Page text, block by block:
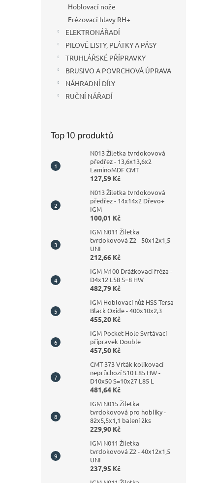
Hoblovací nože
Frézovací hlavy RH+
ELEKTRONÁŘADÍ
PILOVÉ LISTY, PLÁTKY A PÁSY
TRUHLÁŘSKÉ PŘÍPRAVKY
BRUSIVO A POVRCHOVÁ ÚPRAVA
NÁHRADNÍ DÍLY
RUČNÍ NÁŘADÍ
Top 10 produktů
N013 Žiletka tvrdokovová
předřez - 13,6x13,6x2
LaminoMDF CMT
127,59 Kč
N013 Žiletka tvrdokovová
předřez - 14x14x2 Dřevo+
IGM
100,01 Kč
IGM N011 Žiletka
tvrdokovová Z2 - 50x12x1,5
UNI
212,66 Kč
IGM M100 Drážkovací fréza -
D4x12 L58 S=8 HW
482,79 Kč
IGM Hoblovací nůž HSS Tersa
Black Oxide - 400x10x2,3
455,20 Kč
IGM Pocket Hole Svrtávací
přípravek Double
457,50 Kč
CMT 373 Vrták kolíkovací
neprůchozí S10 L85 HW -
D10x50 S=10x27 L85 L
481,64 Kč
IGM N015 Žiletka
tvrdokovová pro hoblíky -
82x5,5x1,1 balení 2ks
229,90 Kč
IGM N011 Žiletka
tvrdokovová Z2 - 40x12x1,5
UNI
237,95 Kč